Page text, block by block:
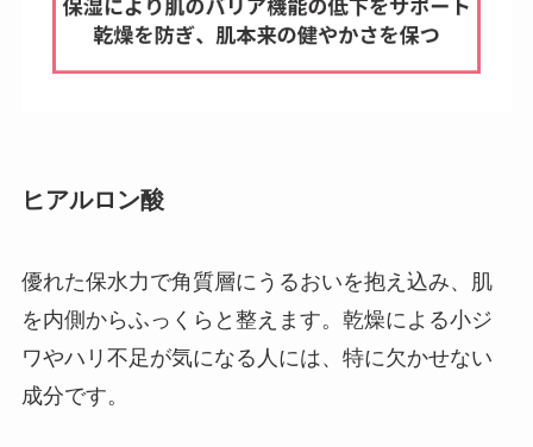
ヒアルロン酸
優れた保水力で角質層にうるおいを抱え込み、肌
を内側からふっくらと整えます。乾燥による小ジ
ワやハリ不足が気になる人には、特に欠かせない
成分です。